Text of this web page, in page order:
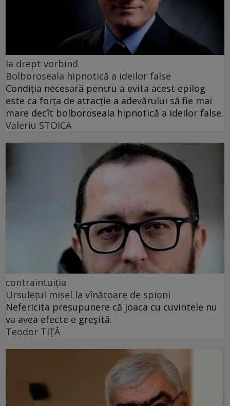
la drept vorbind
Bolboroseala hipnotică a ideilor false
Condiția necesară pentru a evita acest epilog
este ca forța de atracție a adevărului să fie mai
mare decît bolboroseala hipnotică a ideilor false.
Valeriu STOICA
contraintuiția
Ursulețul mișel la vînătoare de spioni
Nefericita presupunere că joaca cu cuvintele nu
va avea efecte e greșită.
Teodor TIŢĂ